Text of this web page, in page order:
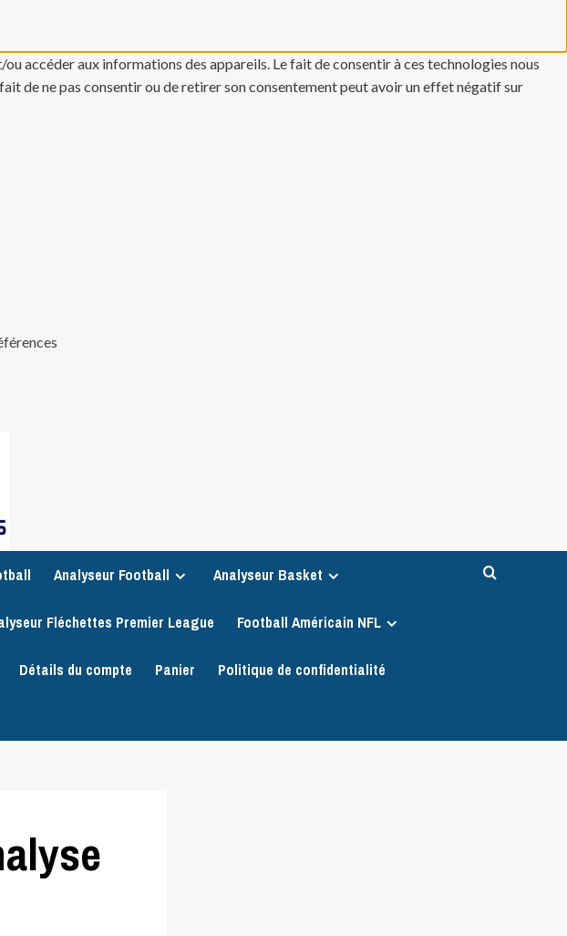
accéder aux informations des appareils. Le fait de consentir à ces technologies nous
de ne pas consentir ou de retirer son consentement peut avoir un effet négatif sur
Analyseur Football Analyseur Basket
Fléchettes Premier League Football Américain NFL
Détails du compte Panier Politique de confidentialité